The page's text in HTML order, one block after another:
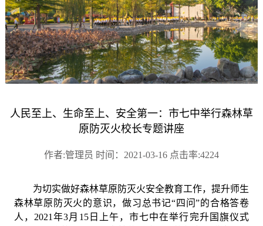
人民至上、生命至上、安全第一：市七中举行森林草
原防灭火校长专题讲座
作者:管理员 时间：2021-03-16 点击率:4224
为切实做好森林草原防灭火安全教育工作，提升师生
森林草原防灭火的意识，做习总书记“四问”的合格答卷
人， 2021年3月15日上午，市七中在举行完升国旗仪式